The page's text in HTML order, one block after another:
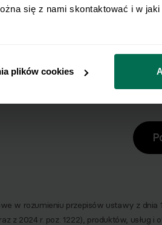
się z nami skontaktować i w
plików cookies ćwiczeń na
w rozumieniu przepisów ustawy z dnia
z 2024 r. poz. 1222), produktów, usług